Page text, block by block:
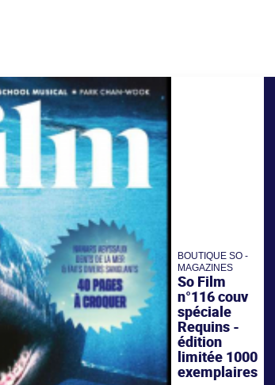
BOUTIQUE SO -
MAGAZINES
So Film
n°116 couv
spéciale
Requins -
édition
limitée 1000
exemplaires